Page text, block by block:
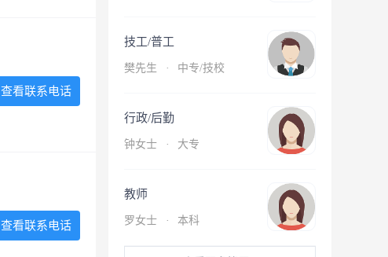
技工/普工
樊先生 · 中专/技校
行政/后勤
钟女士 · 大专
教师
罗女士 · 本科
查看联系电话
查看联系电话